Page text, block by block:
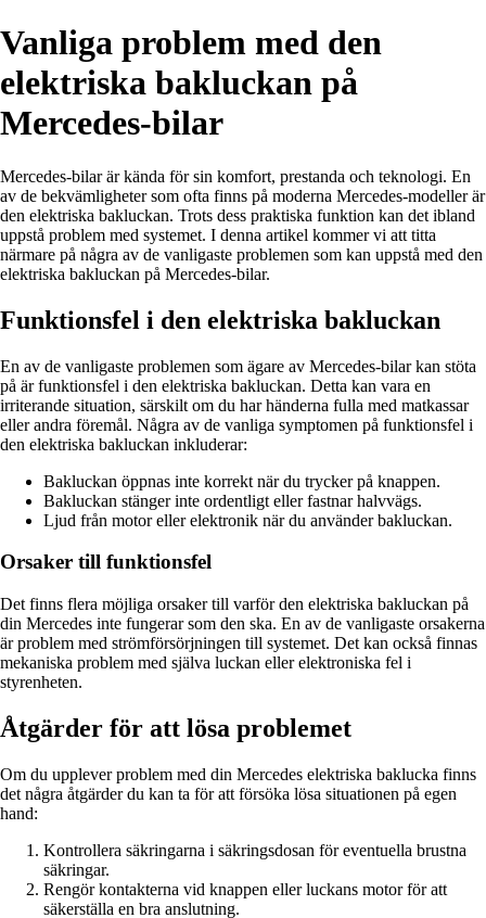
Vanliga problem med den
elektriska bakluckan på
Mercedes-bilar
Mercedes-bilar är kända för sin komfort, prestanda och teknologi. En
av de bekvämligheter som ofta finns på moderna Mercedes-modeller är
den elektriska bakluckan. Trots dess praktiska funktion kan det ibland
uppstå problem med systemet. I denna artikel kommer vi att titta
närmare på några av de vanligaste problemen som kan uppstå med den
elektriska bakluckan på Mercedes-bilar.
Funktionsfel i den elektriska bakluckan
En av de vanligaste problemen som ägare av Mercedes-bilar kan stöta
på är funktionsfel i den elektriska bakluckan. Detta kan vara en
irriterande situation, särskilt om du har händerna fulla med matkassar
eller andra föremål. Några av de vanliga symptomen på funktionsfel i
den elektriska bakluckan inkluderar:
Bakluckan öppnas inte korrekt när du trycker på knappen.
Bakluckan stänger inte ordentligt eller fastnar halvvägs.
Ljud från motor eller elektronik när du använder bakluckan.
Orsaker till funktionsfel
Det finns flera möjliga orsaker till varför den elektriska bakluckan på
din Mercedes inte fungerar som den ska. En av de vanligaste orsakerna
är problem med strömförsörjningen till systemet. Det kan också finnas
mekaniska problem med själva luckan eller elektroniska fel i
styrenheten.
Åtgärder för att lösa problemet
Om du upplever problem med din Mercedes elektriska baklucka finns
det några åtgärder du kan ta för att försöka lösa situationen på egen
hand:
Kontrollera säkringarna i säkringsdosan för eventuella brustna
säkringar.
Rengör kontakterna vid knappen eller luckans motor för att
säkerställa en bra anslutning.